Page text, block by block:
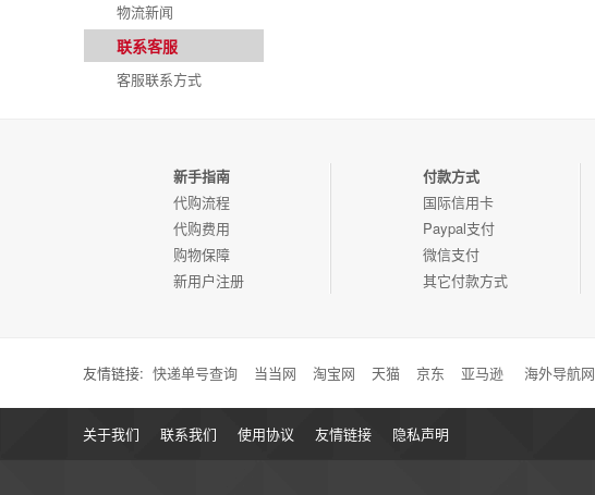
物流新闻
联系客服
客服联系方式
新手指南
代购流程
代购费用
购物保障
新用户注册
付款方式
国际信用卡
Paypal支付
微信支付
其它付款方式
友情链接: 快递单号查询 当当网 淘宝网 天猫 京东 亚马逊 海外导航网
关于我们 联系我们 使用协议 友情链接 隐私声明